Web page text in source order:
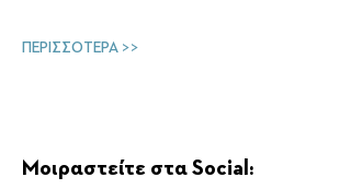
ΠΕΡΙΣΣΟΤΕΡΑ >>
Μοιραστείτε στα Social: